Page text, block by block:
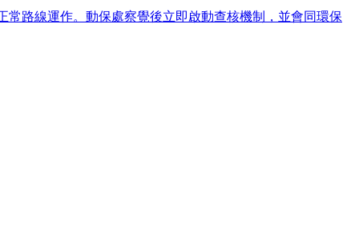
路線運作。動保處察覺後立即啟動查核機制，並會同環保